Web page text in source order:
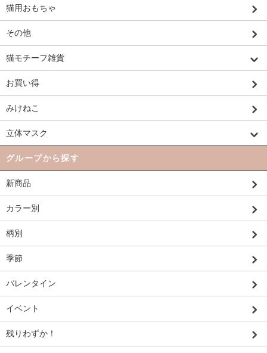
猫用おもちゃ
その他
猫モチーフ雑貨
お買い得
みけねこ
立体マスク
グループから探す
新商品
カラー別
柄別
季節
バレンタイン
イベント
残りわずか！